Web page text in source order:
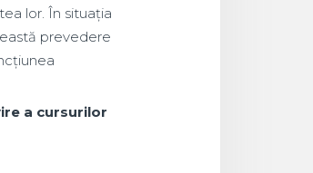
lor. În situația
prevedere
a cursurilor